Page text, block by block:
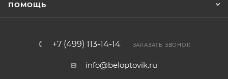
ПОМОЩЬ
+7 (499) 113-14-14 ЗАКАЗАТЬ ЗВОНОК
info@beloptovik.ru